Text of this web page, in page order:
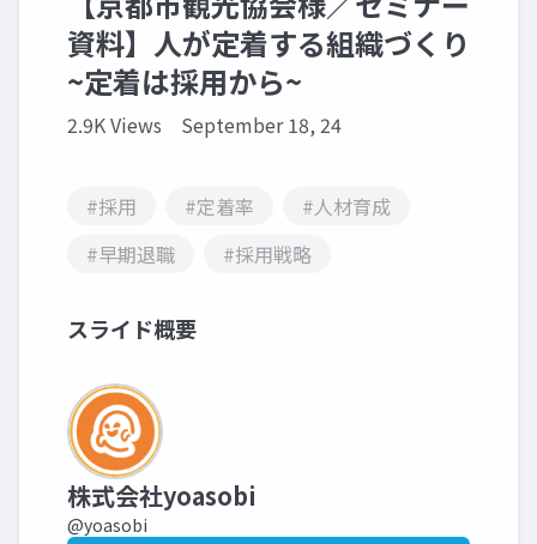
資料】人が定着する組織づくり
~定着は採用から~
2.9K Views September 18, 24
#採用 #定着率
#人材育成
#早期退職
#採用戦略
スライド概要
株式会社yoasobi
@yoasobi